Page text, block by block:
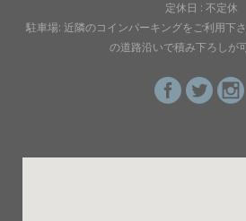
定休日 : 不定休
駐車場: 近隣のコインパーキングをご利用下
の道路沿いで積み下ろしが